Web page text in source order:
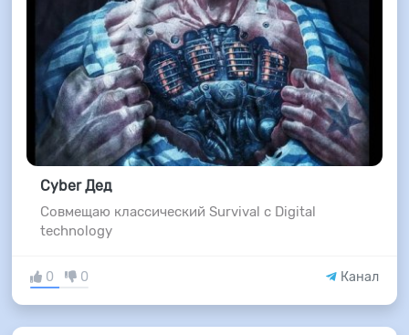
Cyber Дед
Совмещаю классический Survival с Digital
technology
0 0 Канал